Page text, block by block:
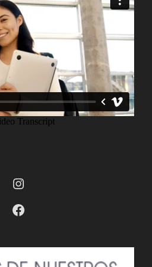
Instagram
Facebook